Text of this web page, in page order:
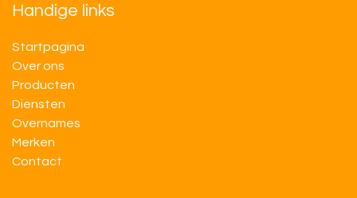
Handige links
Startpagina
Over ons
Producten
Diensten
Overnames
M​​erken
Contact